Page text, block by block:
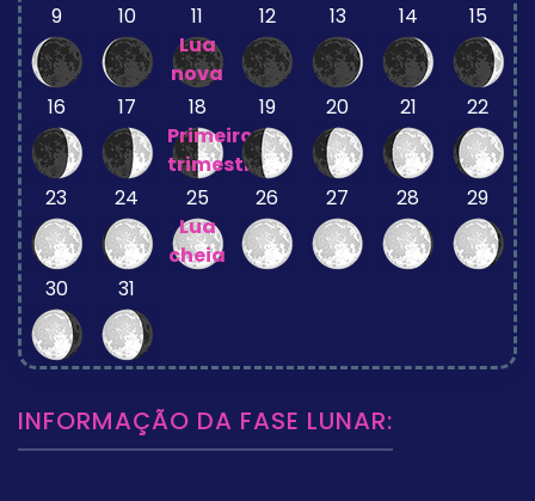
9 10
11
Lua
nova
12 13 14 15
16 17
18
Primeiro
trimestre
19 20 21 22
23 24
25
Lua
cheia
26 27 28 29
30 31
INFORMAÇÃO DA FASE LUNAR: